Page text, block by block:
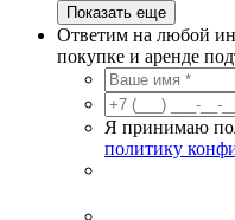
Показать еще
Ответим на любой
покупке и аренде
Я принимаю
политику